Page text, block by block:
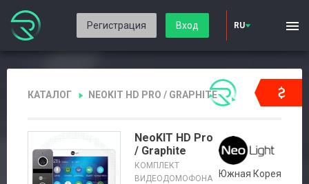
Регистрация Вход RU
КАТАЛОГ NEOKIT HD PRO / GRAPHITE
NeoKIT HD Pro
/ Graphite
КОМПЛЕКТ
ВИДЕОДОМОФОНА
Южная Корея